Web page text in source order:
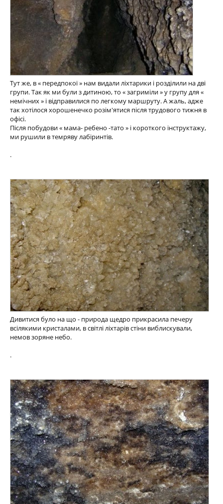
Тут же, в « передпокої » нам видали ліхтарики і розділили на дві
групи. Так як ми були з дитиною, то « загриміли » у групу для «
немічних » і відправилися по легкому маршруту. А жаль, адже
так хотілося хорошенечко розім'ятися після трудового тижня в
офісі.
Після побудови « мама- ребено -тато » і короткого інструктажу,
ми рушили в темряву лабіринтів.
.
Дивитися було на що - природа щедро прикрасила печеру
всілякими кристалами, в світлі ліхтарів стіни виблискували,
немов зоряне небо.
.